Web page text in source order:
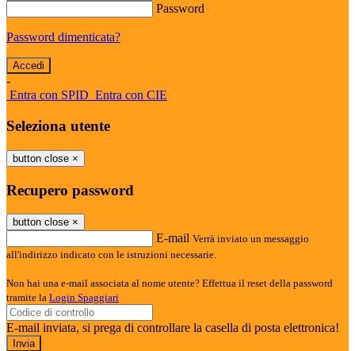
Password
Password dimenticata?
-
Entra con SPID Entra con CIE
Seleziona utente
button close ×
Recupero password
button close ×
E-mail Verrà inviato un messaggio
all'indirizzo indicato con le istruzioni necessarie.
Non hai una e-mail associata al nome utente? Effettua il reset della password
tramite la Login Spaggiari
E-mail inviata, si prega di controllare la casella di posta elettronica!